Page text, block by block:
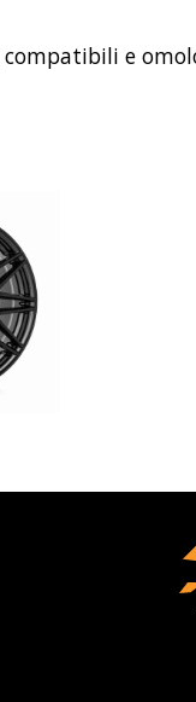
compatibili e